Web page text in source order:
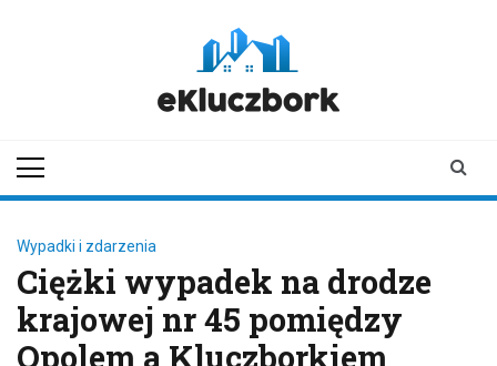
Wypadki i zdarzenia
Ciężki wypadek na drodze
krajowej nr 45 pomiędzy
Opolem a Kluczborkiem